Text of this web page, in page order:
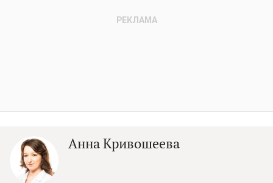
Анна Кривошеева